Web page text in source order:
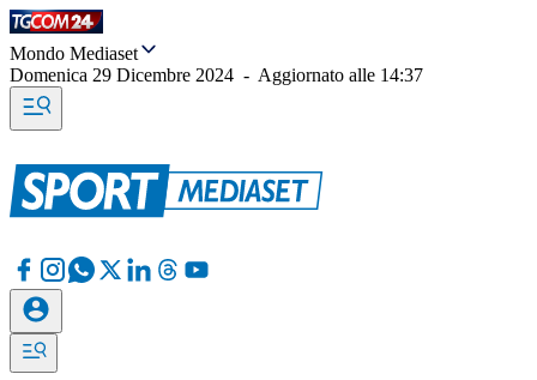
Mondo Mediaset
Domenica 29 Dicembre 2024 - Aggiornato alle 14:37